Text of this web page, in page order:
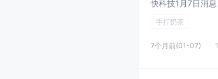
手打奶茶
7个月前(01-07)